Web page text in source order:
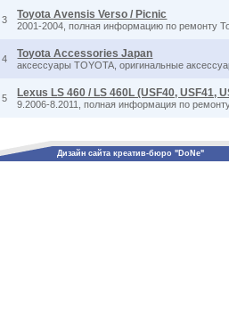
3 Toyota Avensis Verso / Picnic
2001-2004, полная информацию по ремонту
4 Toyota Accessories Japan
аксессуары TOYOTA, оригинальные
5 Lexus LS 460 / LS 460L (USF40, USF41,
9.2006-8.2011, полная информация по
Дизайн сайта креатив-бюро "DoNe"